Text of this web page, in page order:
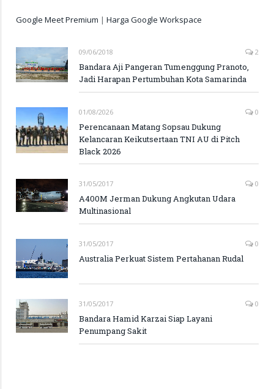
Google Meet Premium | Harga Google Workspace
09/06/2018 2
Bandara Aji Pangeran Tumenggung Pranoto,
Jadi Harapan Pertumbuhan Kota Samarinda
01/08/2026 0
Perencanaan Matang Sopsau Dukung
Kelancaran Keikutsertaan TNI AU di Pitch
Black 2026
31/05/2017 0
A400M Jerman Dukung Angkutan Udara
Multinasional
31/05/2017 0
Australia Perkuat Sistem Pertahanan Rudal
31/05/2017 0
Bandara Hamid Karzai Siap Layani
Penumpang Sakit